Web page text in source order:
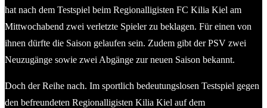
hat nach dem Testspiel beim Regionalligisten FC Kilia Kiel am
Mittwochabend zwei verletzte Spieler zu beklagen. Für einen von
ihnen dürfte die Saison gelaufen sein. Zudem gibt der PSV zwei
Neuzugänge sowie zwei Abgänge zur neuen Saison bekannt.
Doch der Reihe nach. Im sportlich bedeutungslosen Testspiel gegen
den befreundeten Regionalligisten Kilia Kiel auf dem